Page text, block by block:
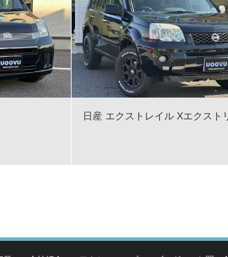
日産 エクストレイル Xエクスト